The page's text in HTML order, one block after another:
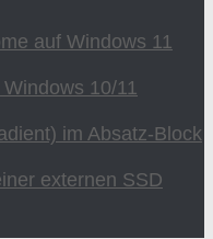
auf Windows 11
10/11
im Absatz-Block
externen SSD